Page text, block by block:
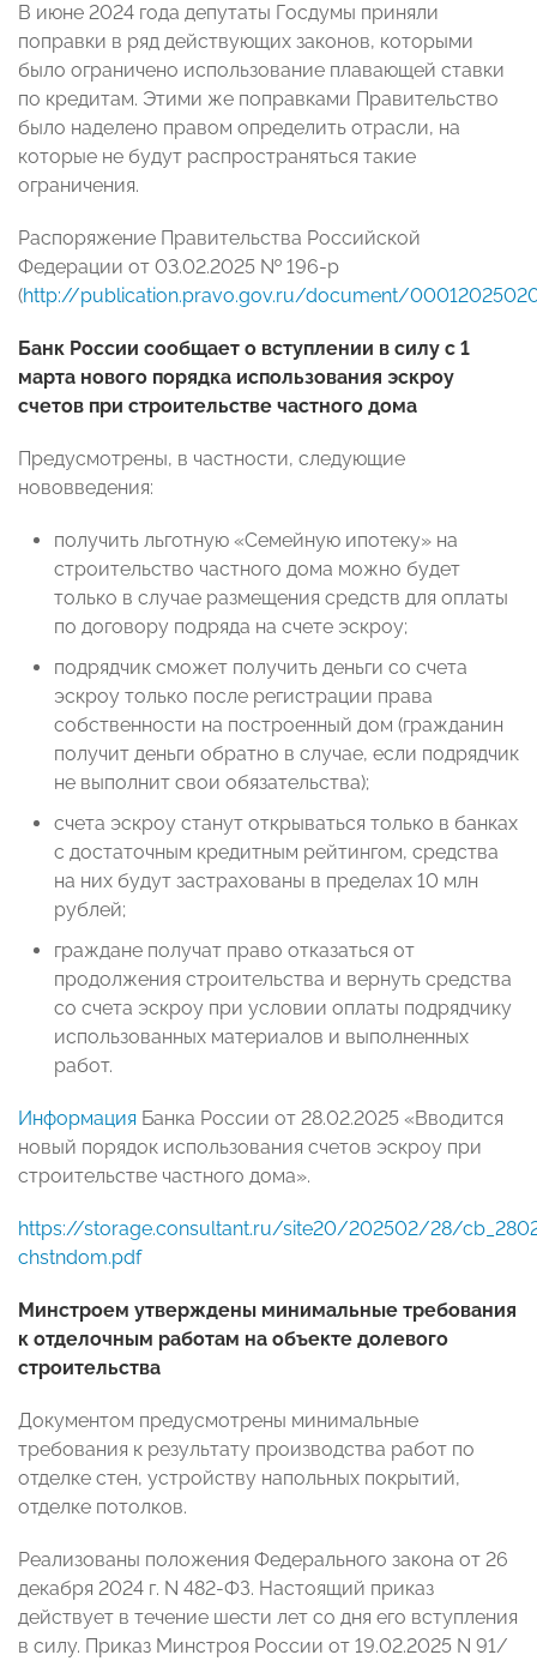
В июне 2024 года депутаты Госдумы приняли
поправки в ряд действующих законов, которыми
было ограничено использование плавающей ставки
по кредитам. Этими же поправками Правительство
было наделено правом определить отрасли, на
которые не будут распространяться такие
ограничения.
Распоряжение Правительства Российской
Федерации от 03.02.2025 № 196-р
(http://publication.pravo.gov.ru/document/
Банк России сообщает о вступлении в силу с 1
марта нового порядка использования эскроу
счетов при строительстве частного дома
Предусмотрены, в частности, следующие
нововведения:
получить льготную «Семейную ипотеку» на
строительство частного дома можно будет
только в случае размещения средств для оплаты
по договору подряда на счете эскроу;
подрядчик сможет получить деньги со счета
эскроу только после регистрации права
собственности на построенный дом (гражданин
получит деньги обратно в случае, если подрядчик
не выполнит свои обязательства);
счета эскроу станут открываться только в банках
с достаточным кредитным рейтингом, средства
на них будут застрахованы в пределах 10 млн
рублей;
граждане получат право отказаться от
продолжения строительства и вернуть средства
со счета эскроу при условии оплаты подрядчику
использованных материалов и выполненных
работ.
Информация Банка России от 28.02.2025 «Вводится
новый порядок использования счетов эскроу при
строительстве частного дома».
https://storage.consultant.ru/site20/202502/28/
chstndom.pdf
Минстроем утверждены минимальные требования
к отделочным работам на объекте долевого
строительства
Документом предусмотрены минимальные
требования к результату производства работ по
отделке стен, устройству напольных покрытий,
отделке потолков.
Реализованы положения Федерального закона от 26
декабря 2024 г. N 482-ФЗ. Настоящий приказ
действует в течение шести лет со дня его вступления
в силу. Приказ Минстроя России от 19.02.2025 N 91/